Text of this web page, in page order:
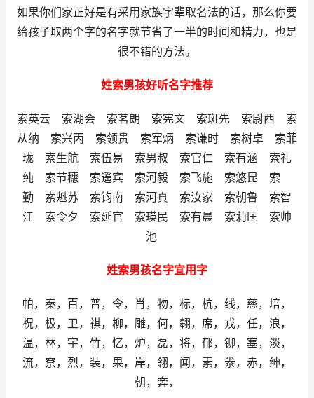
如果你们家正好是有采用家族字辈取名法的话，那么你要
给孩子取两个字的名字就节省了一半的时间和精力，也是
很不错的方法。
姓索男孩好听名字推荐
索英云 索湖会 索茗朗 索宪文 索斑先 索尉西 索
从纳 索兴丙 索领贵 索军炳 索谦时 索树卓 索菲
珑 索生航 索伍易 索男叔 索官仁 索有涵 索礼
纯 索节穗 索遥宾 索河毅 索飞施 索悠昆 索
勤 索魁苏 索钧南 索河真 索汝家 索朝鲁 索智
江 索令夕 索延官 索瑛民 索有晨 索莉匡 索帅
池
姓索男孩名字宜用字
帕，秦，百，普，令，肖，物，标，杭，线，慈，培，
祝，极，卫，祺，柳，雕，何，翱，席，戎，任，浪，
温，林，宇，竹，忆，炉，磊，将，郁，铆，塞，淡，
流，尞，烈，装，果，岸，翎，闻，素，尜，赤，绅，
朝，奔，